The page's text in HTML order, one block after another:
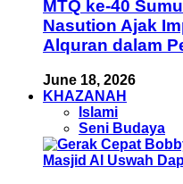
MTQ ke-40
Nasution Ajak
Alquran dalam
June 18, 2026
KHAZANAH
Islami
Seni Budaya